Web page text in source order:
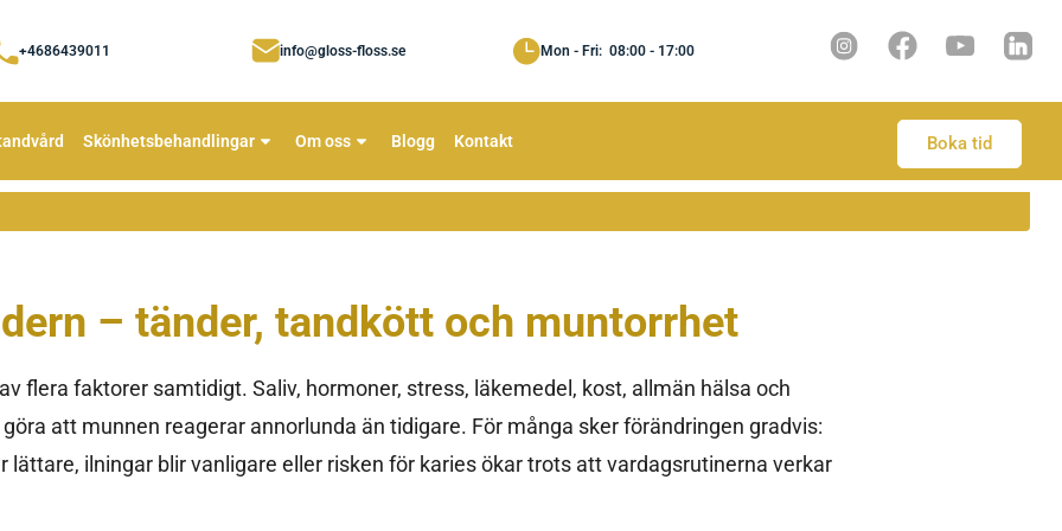
+4686439011 info@gloss-floss.se Mon - Fri: 08:00 - 17:00
Skönhetsbehandlingar Om oss Blogg Kontakt Boka tid
– tänder, tandkött och muntorrhet
flera faktorer samtidigt. Saliv, hormoner, stress, läkemedel, kost, allmän hälsa och
att munnen reagerar annorlunda än tidigare. För många sker förändringen gradvis:
ilningar blir vanligare eller risken för karies ökar trots att vardagsrutinerna verkar